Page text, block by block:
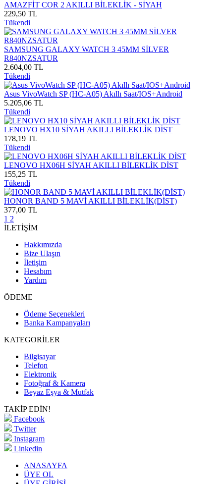
AMAZFİT COR 2 AKILLI BİLEKLİK - SİYAH
229,50 TL
Tükendi
SAMSUNG GALAXY WATCH 3 45MM SİLVER
R840NZSATUR
2.604,00 TL
Tükendi
Asus VivoWatch SP (HC-A05) Akıllı Saat/IOS+Android
5.205,06 TL
Tükendi
LENOVO HX10 SİYAH AKILLI BİLEKLİK DİST
178,19 TL
Tükendi
LENOVO HX06H SİYAH AKILLI BİLEKLİK DİST
155,25 TL
Tükendi
HONOR BAND 5 MAVİ AKILLI BİLEKLİK(DİST)
377,00 TL
1 2
İLETİŞİM
Hakkımızda
Bize Ulaşın
İletişim
Hesabım
Yardım
ÖDEME
Ödeme Seçenekleri
Banka Kampanyaları
KATEGORİLER
Bilgisayar
Telefon
Elektronik
Fotoğraf & Kamera
Beyaz Eşya & Mutfak
TAKİP EDİN!
Facebook
Twitter
Instagram
Linkedin
ANASAYFA
ÜYE OL